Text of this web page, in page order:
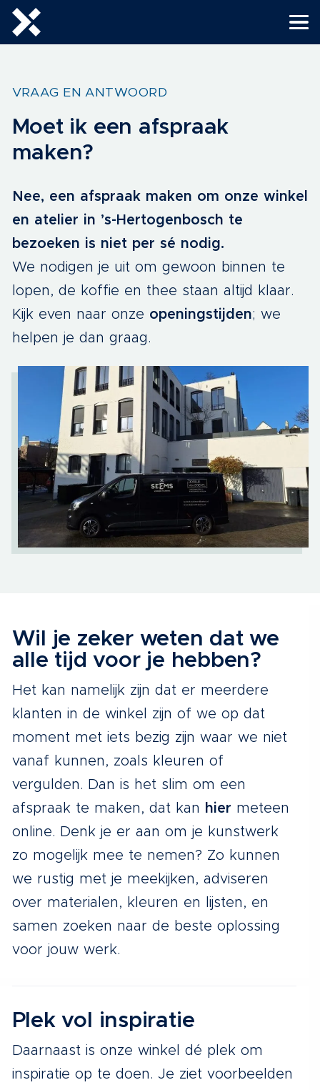
VRAAG EN ANTWOORD
Moet ik een afspraak
maken?
Nee, een afspraak maken om onze winkel
en atelier in ’s-Hertogenbosch te
bezoeken is niet per sé nodig.
We nodigen je uit om gewoon binnen te
lopen, de koffie en thee staan altijd klaar.
Kijk even naar onze openingstijden; we
helpen je dan graag.
Wil je zeker weten dat we
alle tijd voor je hebben?
Het kan namelijk zijn dat er meerdere
klanten in de winkel zijn of we op dat
moment met iets bezig zijn waar we niet
vanaf kunnen, zoals kleuren of
vergulden. Dan is het slim om een
afspraak te maken, dat kan hier meteen
online. Denk je er aan om je kunstwerk
zo mogelijk mee te nemen? Zo kunnen
we rustig met je meekijken, adviseren
over materialen, kleuren en lijsten, en
samen zoeken naar de beste oplossing
voor jouw werk.
Plek vol inspiratie
Daarnaast is onze winkel dé plek om
inspiratie op te doen. Je ziet voorbeelden